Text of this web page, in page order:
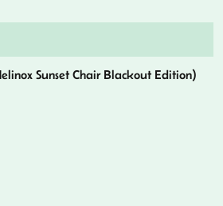
Sunset Chair Blackout Edition)